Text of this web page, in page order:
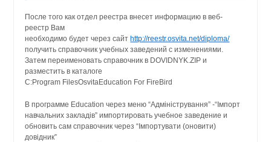
После того как отдел реестра внесет информацию в веб-
реестр Вам
необходимо будет через сайтhttp://reestr.osvita.net/diploma/
получить справочник учебных заведений с изменениями.
Затем переименовать справочник в DOVIDNYK.ZIP и
разместить в каталоге
C:Program FilesOsvitaEducation For FireBird
В программе Education через меню “Адміністрування” -“Імпорт
навчальних закладів” импортировать учебное заведение и
обновить сам справочник через “Імпортувати (оновити)
довідник”